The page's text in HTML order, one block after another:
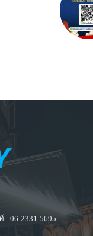
: 06-2331-5695